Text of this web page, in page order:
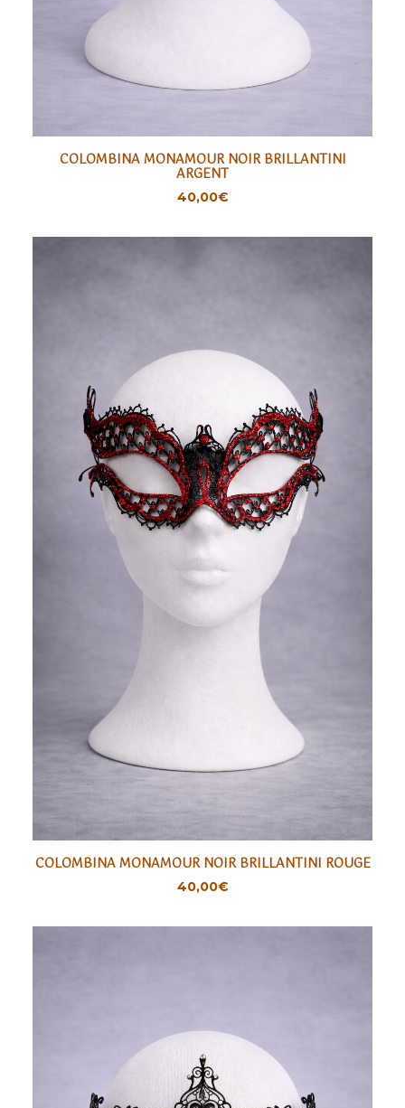
AJOUTER
COLOMBINA MONAMOUR NOIR BRILLANTINI
ARGENT
40,00€
COLOMBINA MONAMOUR NOIR BRILLANTINI ROUGE
40,00€